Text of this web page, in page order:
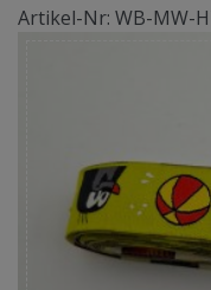
Artikel-Nr: WB-MW-